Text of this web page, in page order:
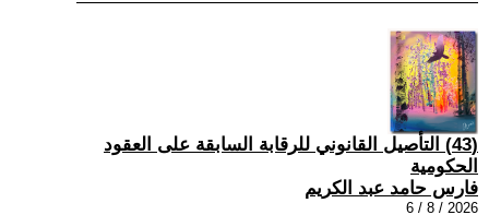
(43) التأصيل القانوني للرقابة السابقة على العقود
الحكومية
فارس حامد عبد الكريم
2026 / 8 / 6